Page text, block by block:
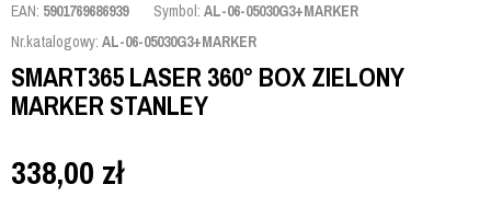
EAN: 5901769686939 Symbol: AL-06-05030G3+MARKER
Nr.katalogowy: AL-06-05030G3+MARKER
SMART365 LASER 360° BOX ZIELONY
MARKER STANLEY
338,00 zł